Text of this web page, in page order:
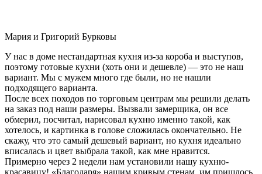
Мария и Григорий Бурковы
У нас в доме нестандартная кухня из-за короба и выступов,
поэтому готовые кухни (хоть они и дешевле) — это не наш
вариант. Мы с мужем много где были, но не нашли
подходящего варианта.
После всех походов по торговым центрам мы решили делать
на заказ под наши размеры. Вызвали замерщика, он все
обмерил, посчитал, нарисовал кухню именно такой, как
хотелось, и картинка в голове сложилась окончательно. Не
скажу, что это самый дешевый вариант, но кухня идеально
вписалась и цвет выбрала такой, как мне нравится.
Примерно через 2 недели нам установили нашу кухню-
красавицу! «Благодаря» нашим кривым стенам, им пришлось